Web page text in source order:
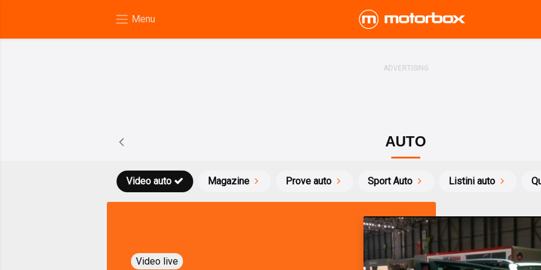
AUTO
Magazine Prove auto
Video auto Sport Auto Listini auto
Video live